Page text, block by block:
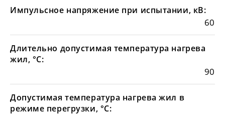
Импульсное напряжение при испытании, кВ:
60
Длительно допустимая температура нагрева
жил, °С:
90
Допустимая температура нагрева жил в
режиме перегрузки, °С: